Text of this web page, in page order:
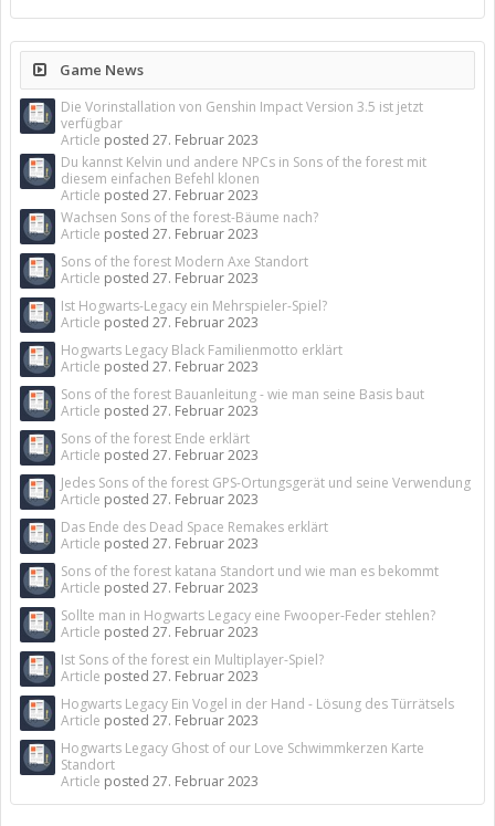
Game News
Die Vorinstallation von Genshin Impact Version 3.5 ist jetzt
verfügbar
Article posted 27. Februar 2023
Du kannst Kelvin und andere NPCs in Sons of the forest mit
diesem einfachen Befehl klonen
Article posted 27. Februar 2023
Wachsen Sons of the forest-Bäume nach?
Article posted 27. Februar 2023
Sons of the forest Modern Axe Standort
Article posted 27. Februar 2023
Ist Hogwarts-Legacy ein Mehrspieler-Spiel?
Article posted 27. Februar 2023
Hogwarts Legacy Black Familienmotto erklärt
Article posted 27. Februar 2023
Sons of the forest Bauanleitung - wie man seine Basis baut
Article posted 27. Februar 2023
Sons of the forest Ende erklärt
Article posted 27. Februar 2023
Jedes Sons of the forest GPS-Ortungsgerät und seine Verwendung
Article posted 27. Februar 2023
Das Ende des Dead Space Remakes erklärt
Article posted 27. Februar 2023
Sons of the forest katana Standort und wie man es bekommt
Article posted 27. Februar 2023
Sollte man in Hogwarts Legacy eine Fwooper-Feder stehlen?
Article posted 27. Februar 2023
Ist Sons of the forest ein Multiplayer-Spiel?
Article posted 27. Februar 2023
Hogwarts Legacy Ein Vogel in der Hand - Lösung des Türrätsels
Article posted 27. Februar 2023
Hogwarts Legacy Ghost of our Love Schwimmkerzen Karte
Standort
Article posted 27. Februar 2023